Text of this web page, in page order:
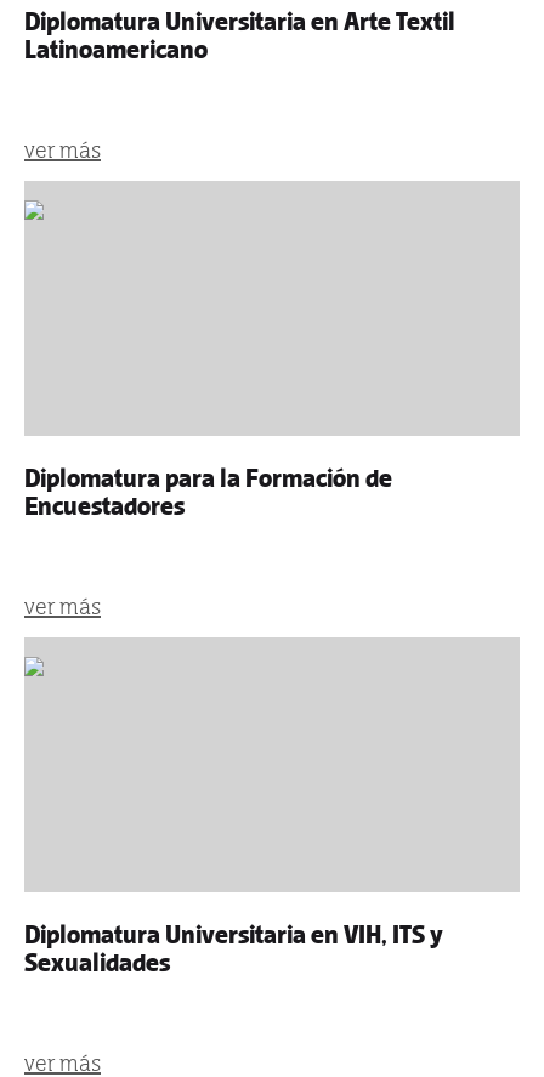
Diplomatura Universitaria en Arte Textil
Latinoamericano
ver más
Diplomatura para la Formación de
Encuestadores
ver más
Diplomatura Universitaria en VIH, ITS y
Sexualidades
ver más